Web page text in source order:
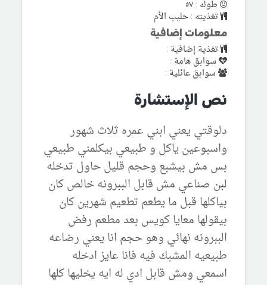
طوله : ٥٧
تغذيته : حليب الأم
معلومات إضافية
تغذية إضافية :
سوابق هامة :
سوابق عائلية :
نص الإستشارة
دلوقتي يعني ابني عمره ثلاث شهور
واسبوعين ياكل و طبيعي بيكلمني طبيعي
بس مش بيشبع وحجم قليل حاول تدخله
لبن صناعي مش قابل الببرونه خالص كان
بياكلها قبل ما يطعم تطعيم شهرين كان
بيقولها معايا كويس بعد مطعم رفض
الببرونه نهائي وهو حجم انا يعني رضاعه
طبيعيه المشبك فيه فانا عايز ادخله
اسمعي ومش قابل ادي له ايه يخليها كلها